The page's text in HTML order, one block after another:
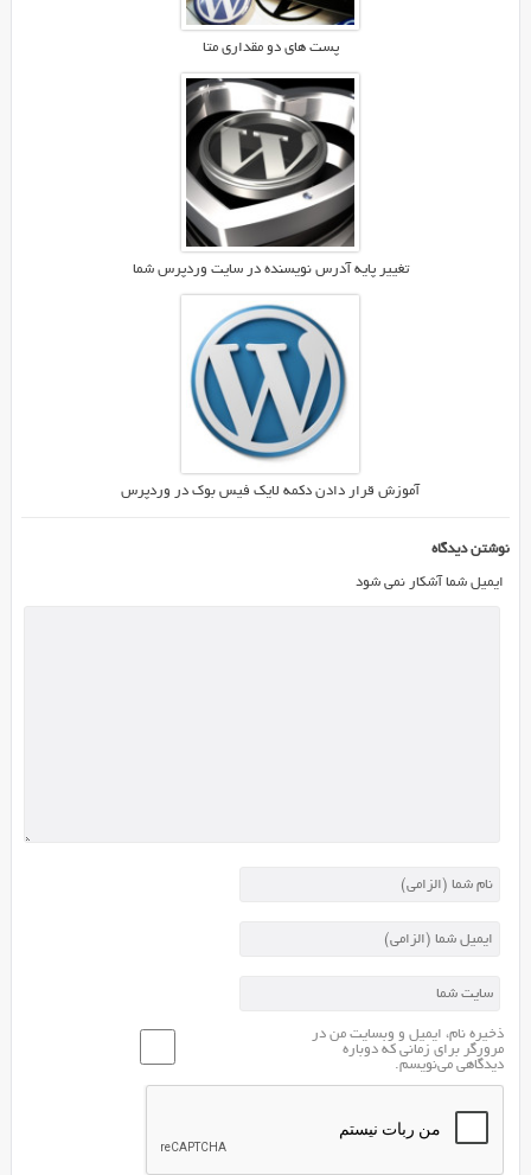
پست های دو مقداری متا
تغییر پایه آدرس نویسنده در سایت وردپرس شما
آموزش قرار دادن دکمه لایک فیس بوک در وردپرس
نوشتن دیدگاه
ایمیل شما آشکار نمی شود
ذخیره نام، ایمیل و وبسایت من در
مرورگر برای زمانی که دوباره
دیدگاهی می‌نویسم.